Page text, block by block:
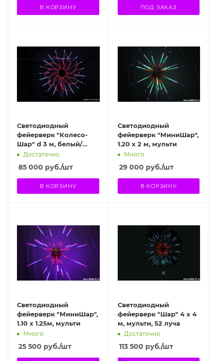
В КОРЗИНУ ПОД ЗАКАЗ
Светодиодный
фейерверк "Колесо-
Шар" d 3 м, белый/
красный
Достаточно
85 000 руб./шт
В КОРЗИНУ
Светодиодный
фейерверк "МиниШар",
1.20 х 2 м, мульти
Много
29 000 руб./шт
В КОРЗИНУ
Светодиодный
фейерверк "МиниШар",
1.10 х 1.25м, мульти
Много
25 500 руб./шт
Светодиодный
фейерверк "Шар" 4 х 4
м, мульти, 52 луча
Достаточно
113 500 руб./шт